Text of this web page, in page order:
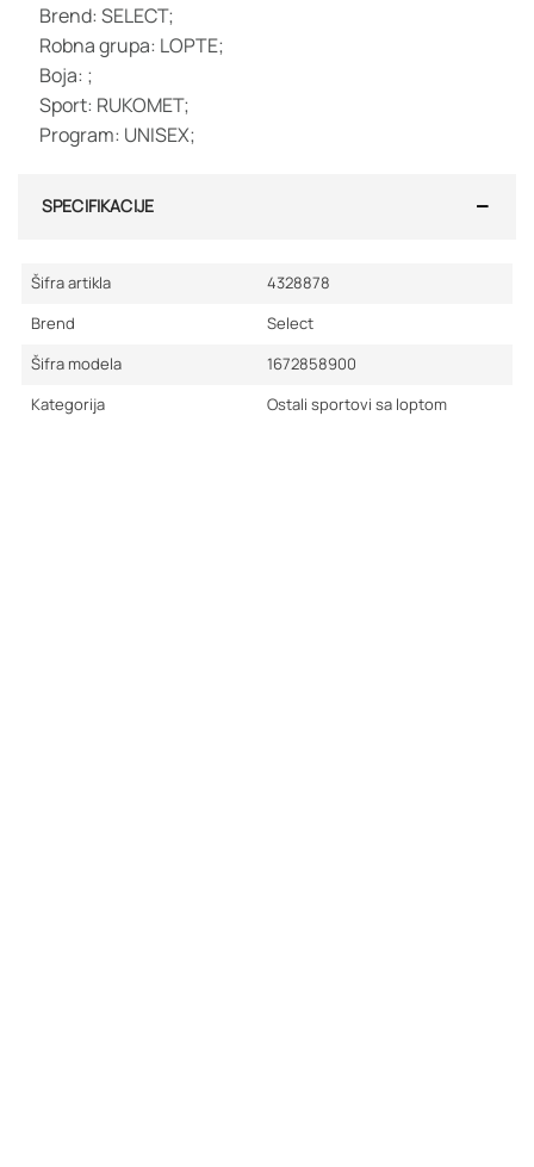
Brend: SELECT;
Robna grupa: LOPTE;
Boja: ;
Sport: RUKOMET;
Program: UNISEX;
SPECIFIKACIJE
Šifra artikla
4328878
Brend
Select
Šifra modela
1672858900
Kategorija
Ostali sportovi sa loptom